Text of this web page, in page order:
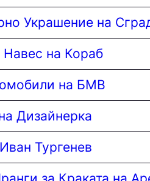
Украшение на
Навес на Кораб
на БМВ
Дизайнерка
Тургенев